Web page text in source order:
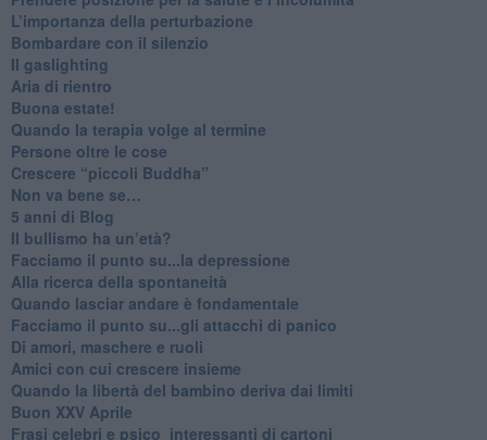
L’importanza della perturbazione
​Bombardare con il silenzio
Il gaslighting
Aria di rientro
Buona estate!
​Quando la terapia volge al termine
​Persone oltre le cose
​Crescere “piccoli Buddha”
Non va bene se…
​5 anni di Blog
​Il bullismo ha un’età?
Facciamo il punto su...la depressione
​Alla ricerca della spontaneità
​Quando lasciar andare è fondamentale
Facciamo il punto su...gli attacchi di panico
Di amori, maschere e ruoli
​Amici con cui crescere insieme
​Quando la libertà del bambino deriva dai limiti
Buon XXV Aprile
​Frasi celebri e psico_interessanti di cartoni